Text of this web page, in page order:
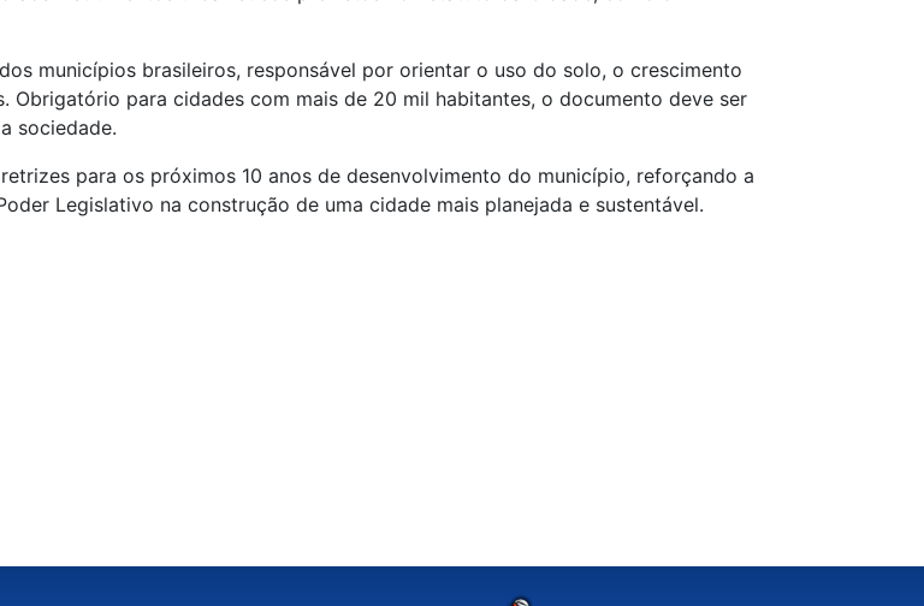
municípios brasileiros, responsável por orientar o uso do solo, o crescimento
para cidades com mais de 20 mil habitantes, o documento deve ser
sociedade.
para os próximos 10 anos de desenvolvimento do município, reforçando a
Legislativo na construção de uma cidade mais planejada e sustentável.